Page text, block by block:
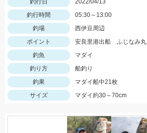
釣行日
2022/04/13
釣行時間
05:30～13:00
釣場
西伊豆周辺
ポイント
安良里港出船 ふじなみ丸
釣魚
マダイ
釣り方
船釣り
釣果
マダイ船中21枚
サイズ
マダイ約30～70cm